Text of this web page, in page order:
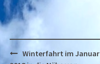
PostWinterfahrt im Januar